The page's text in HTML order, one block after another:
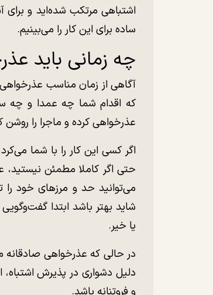
اشتباهی مرتکب شده‌اید و برای
ساده برای این کار را می‌بینیم.
چه زمانی باید
آگاهی از زمان مناسب
که اقدام شما چه عمدا و چه
عذرخواهی کرده و ماجرا را روشن
اگر کسی این کار را با شما
حتی اگر کاملا مطمئن
می‌توانید حد و مرزهای خود
شاید بهتر باشد ابتدا
یا خیر.
در حالی که عذرخواهی صادقانه
دلیل دشواری در پذیرش